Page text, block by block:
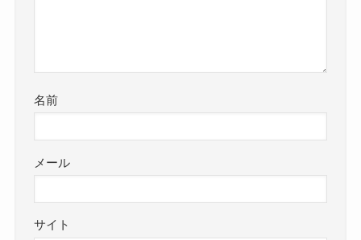
名前
メール
サイト